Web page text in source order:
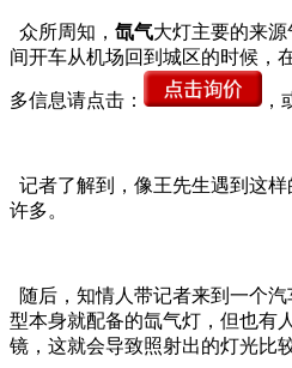
众所周知， 氙气大灯主要的来
间开车从机场回到城区的时候，
多信息请点击： ，
记者了解到，像王先生遇到这
许多。
随后，知情人带记者来到一个
型本身就配备的氙气灯，但也有
镜，这就会导致照射出的灯光比